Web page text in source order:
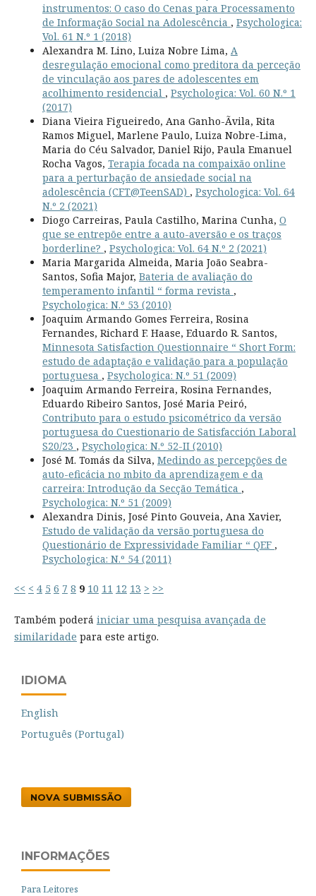
instrumentos: O caso do Cenas para Processamento
de Informação Social na Adolescência , Psychologica:
Vol. 61 N.º 1 (2018)
Alexandra M. Lino, Luiza Nobre Lima, A
desregulação emocional como preditora da perceção
de vinculação aos pares de adolescentes em
acolhimento residencial , Psychologica: Vol. 60 N.º 1
(2017)
Diana Vieira Figueiredo, Ana Ganho-Ãvila, Rita
Ramos Miguel, Marlene Paulo, Luiza Nobre-Lima,
Maria do Céu Salvador, Daniel Rijo, Paula Emanuel
Rocha Vagos, Terapia focada na compaixão online
para a perturbação de ansiedade social na
adolescência (CFT@TeenSAD) , Psychologica: Vol. 64
N.º 2 (2021)
Diogo Carreiras, Paula Castilho, Marina Cunha, O
que se entrepõe entre a auto-aversão e os traços
borderline? , Psychologica: Vol. 64 N.º 2 (2021)
Maria Margarida Almeida, Maria João Seabra-
Santos, Sofia Major, Bateria de avaliação do
temperamento infantil “ forma revista ,
Psychologica: N.º 53 (2010)
Joaquim Armando Gomes Ferreira, Rosina
Fernandes, Richard F. Haase, Eduardo R. Santos,
Minnesota Satisfaction Questionnaire “ Short Form:
estudo de adaptação e validação para a população
portuguesa , Psychologica: N.º 51 (2009)
Joaquim Armando Ferreira, Rosina Fernandes,
Eduardo Ribeiro Santos, José Maria Peiró,
Contributo para o estudo psicométrico da versão
portuguesa do Cuestionario de Satisfacción Laboral
S20/23 , Psychologica: N.º 52-II (2010)
José M. Tomás da Silva, Medindo as percepções de
auto-eficácia no mbito da aprendizagem e da
carreira: Introdução da Secção Temática ,
Psychologica: N.º 51 (2009)
Alexandra Dinis, José Pinto Gouveia, Ana Xavier,
Estudo de validação da versão portuguesa do
Questionário de Expressividade Familiar “ QEF ,
Psychologica: N.º 54 (2011)
<< < 4 5 6 7 8 9 10 11 12 13 > >>
Também poderá iniciar uma pesquisa avançada de
similaridade para este artigo.
IDIOMA
English
Português (Portugal)
NOVA SUBMISSÃO
INFORMAÇÕES
Para Leitores